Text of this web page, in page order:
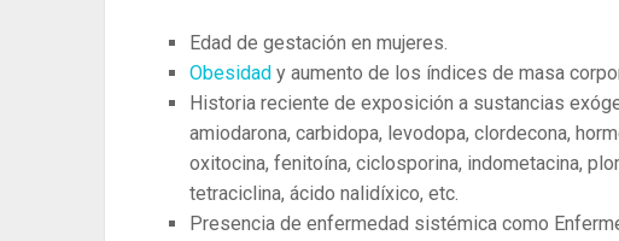
Edad de gestación en mujeres.
Obesidad y aumento de los índices de masa
Historia reciente de exposición a sustancias
amiodarona, carbidopa, levodopa, clordecona,
oxitocina, fenitoína, ciclosporina, indometacina,
tetraciclina, ácido nalidíxico, etc.
Presencia de enfermedad sistémica como